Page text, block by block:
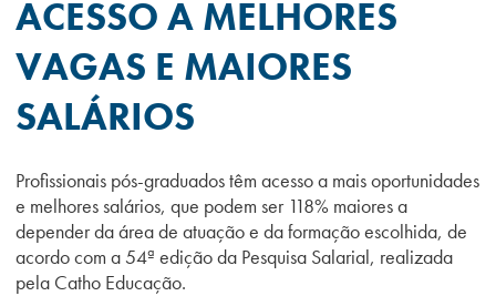
ACESSO A MELHORES
VAGAS E MAIORES
SALÁRIOS
Profissionais pós-graduados têm acesso a mais oportunidades
e melhores salários, que podem ser 118% maiores a
depender da área de atuação e da formação escolhida, de
acordo com a 54ª edição da Pesquisa Salarial, realizada
pela Catho Educação.